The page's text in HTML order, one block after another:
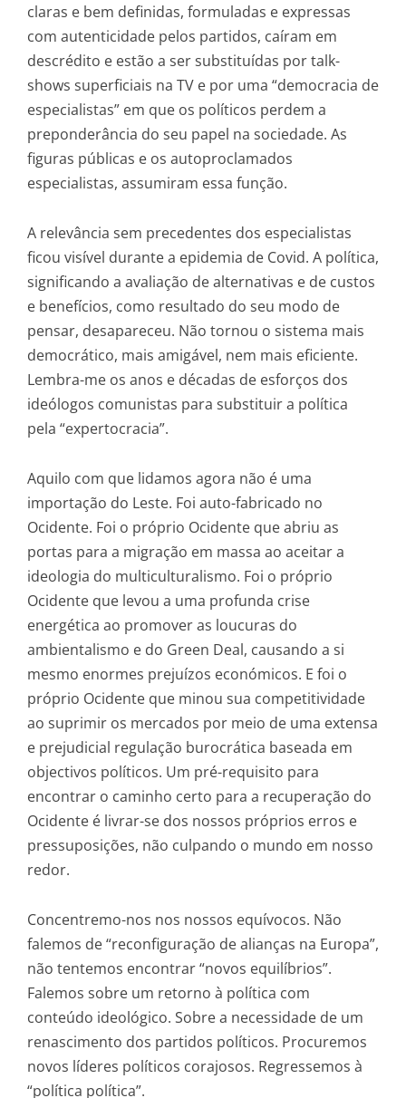
claras e bem definidas, formuladas e expressas
com autenticidade pelos partidos, caíram em
descrédito e estão a ser substituídas por talk-
shows superficiais na TV e por uma “democracia de
especialistas” em que os políticos perdem a
preponderância do seu papel na sociedade. As
figuras públicas e os autoproclamados
especialistas, assumiram essa função.
A relevância sem precedentes dos especialistas
ficou visível durante a epidemia de Covid. A política,
significando a avaliação de alternativas e de custos
e benefícios, como resultado do seu modo de
pensar, desapareceu. Não tornou o sistema mais
democrático, mais amigável, nem mais eficiente.
Lembra-me os anos e décadas de esforços dos
ideólogos comunistas para substituir a política
pela “expertocracia”.
Aquilo com que lidamos agora não é uma
importação do Leste. Foi auto-fabricado no
Ocidente. Foi o próprio Ocidente que abriu as
portas para a migração em massa ao aceitar a
ideologia do multiculturalismo. Foi o próprio
Ocidente que levou a uma profunda crise
energética ao promover as loucuras do
ambientalismo e do Green Deal, causando a si
mesmo enormes prejuízos económicos. E foi o
próprio Ocidente que minou sua competitividade
ao suprimir os mercados por meio de uma extensa
e prejudicial regulação burocrática baseada em
objectivos políticos. Um pré-requisito para
encontrar o caminho certo para a recuperação do
Ocidente é livrar-se dos nossos próprios erros e
pressuposições, não culpando o mundo em nosso
redor.
Concentremo-nos nos nossos equívocos. Não
falemos de “reconfiguração de alianças na Europa”,
não tentemos encontrar “novos equilíbrios”.
Falemos sobre um retorno à política com
conteúdo ideológico. Sobre a necessidade de um
renascimento dos partidos políticos. Procuremos
novos líderes políticos corajosos. Regressemos à
“política política”.